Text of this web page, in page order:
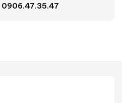
0906.47.35.47